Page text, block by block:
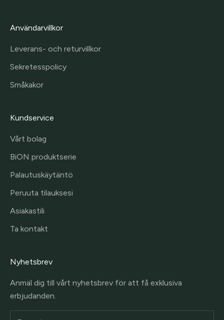
Användarvillkor
Leverans- och returvillkor
Sekretesspolicy
Småkakor
Kundservice
Vårt bolag
BiON produktserie
Palautuskäytäntö
Peruuta tilauksesi
Asiakastili
Ta kontakt
Nyhetsbrev
Anmäl dig till vårt nyhetsbrev för att få exklusiva
erbjudanden.